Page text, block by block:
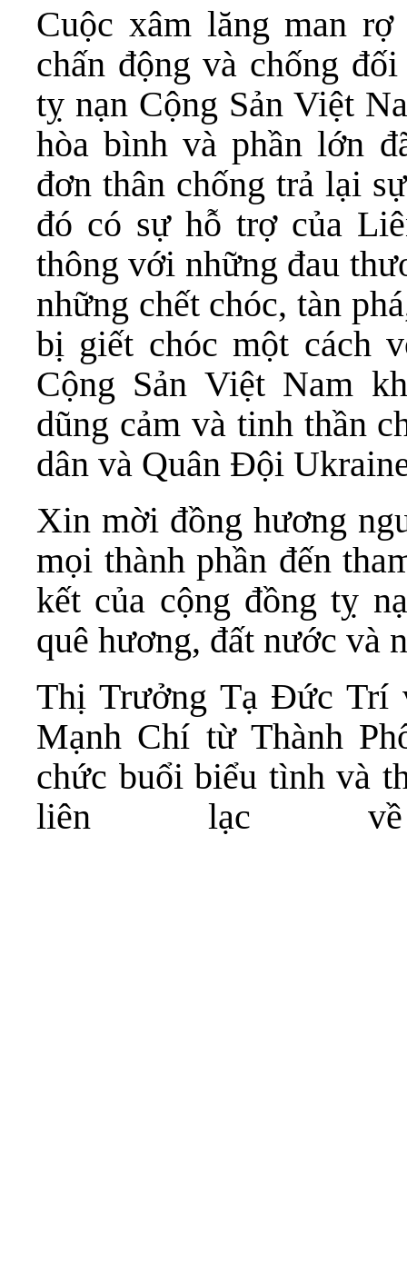
Cuộc xâm lăng man
chấn động và chống
tỵ nạn Cộng Sản Việt
hòa bình và phần lớn
đơn thân chống trả lại
đó có sự hỗ trợ của
thông với những đau
những chết chóc, tàn
bị giết chóc một cách
Cộng Sản Việt Nam
dũng cảm và tinh thần
dân và Quân Đội
Xin mời đồng hương
mọi thành phần đến
kết của cộng đồng tỵ
quê hương, đất nước và
Thị Trưởng Tạ Đức Trí
Mạnh Chí từ Thành
chức buổi biểu tình và
liên lạc về